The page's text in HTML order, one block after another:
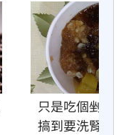
只是吃個剉冰
搞到要洗腎？